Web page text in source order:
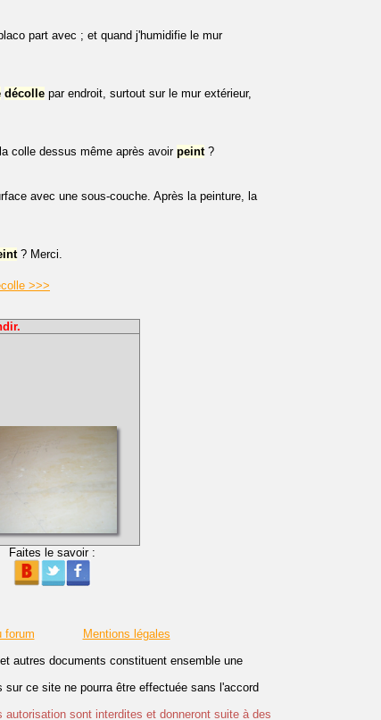
part avec ; et quand j'humidifie le mur
décolle par endroit, surtout sur le mur extérieur,
colle dessus même après avoir peint?
avec une sous-couche. Après la peinture, la
? Merci.
>>>
Faites le savoir :
forum
Mentions légales
autres documents constituent ensemble une
ce site ne pourra être effectuée sans l'accord
sont interdites et donneront suite à des